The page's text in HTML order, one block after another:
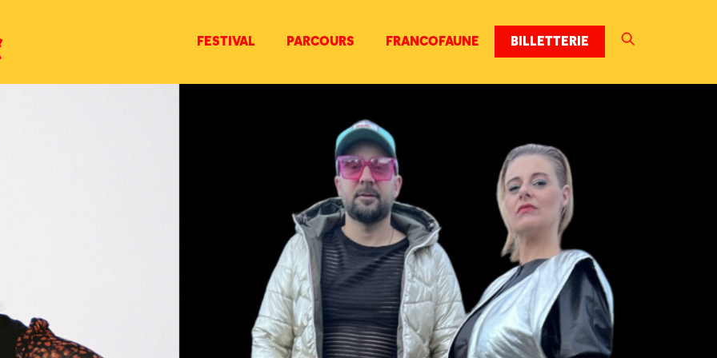
FESTIVAL PARCOURS FRANCOFAUNE BILLETTERIE